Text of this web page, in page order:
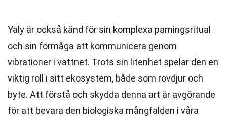
Yaly är också känd för sin komplexa parningsritual
och sin förmåga att kommunicera genom
vibrationer i vattnet. Trots sin litenhet spelar den en
viktig roll i sitt ekosystem, både som rovdjur och
byte. Att förstå och skydda denna art är avgörande
för att bevara den biologiska mångfalden i våra